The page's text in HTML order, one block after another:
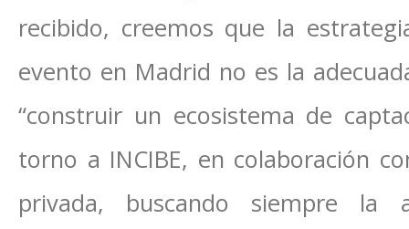
recibido, creemos que la
evento en Madrid no es la
“construir un ecosistema de
torno a INCIBE, en colaboración
privada, buscando siempre la